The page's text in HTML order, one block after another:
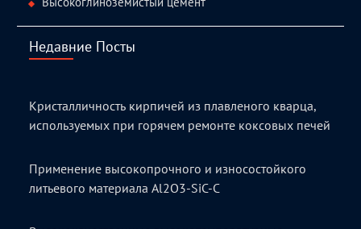
Недавние Посты
Кристалличность кирпичей из плавленого кварца,
используемых при горячем ремонте коксовых печей
Применение высокопрочного и износостойкого
литьевого материала Al2O3-SiC-C